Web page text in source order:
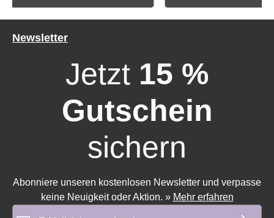
Newsletter
Jetzt 15 %
Gutschein
sichern
Abonniere unseren kostenlosen Newsletter und verpasse
keine Neuigkeit oder Aktion. » Mehr erfahren